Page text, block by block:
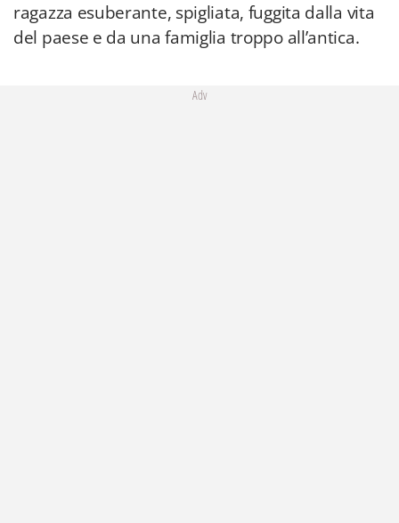
ragazza esuberante, spigliata, fuggita dalla vita
del paese e da una famiglia troppo all’antica.
Adv